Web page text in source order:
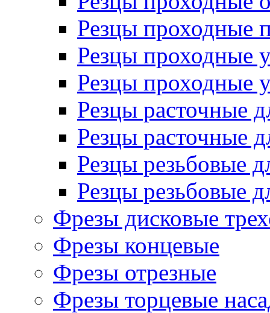
Резцы проходные
Резцы проходные
Резцы проходные
Резцы расточные
Резцы расточные
Резцы резьбовые
Резцы резьбовые
Фрезы дисковые
Фрезы концевые
Фрезы отрезные
Фрезы торцевые